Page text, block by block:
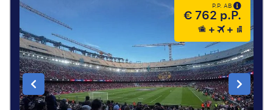
P.P. AB
€ 762 p.P.